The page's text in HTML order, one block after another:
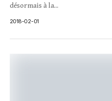
désormais à la...
2018-02-01